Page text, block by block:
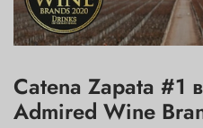
Catena Zapata #1
Admired Wine